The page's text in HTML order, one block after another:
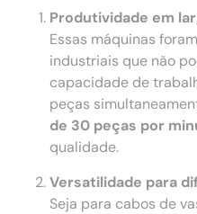
Produtividade em
Essas máquinas
industriais que não
capacidade de
peças
de 30 peças por
qualidade.
Versatilidade para
Seja para cabos de